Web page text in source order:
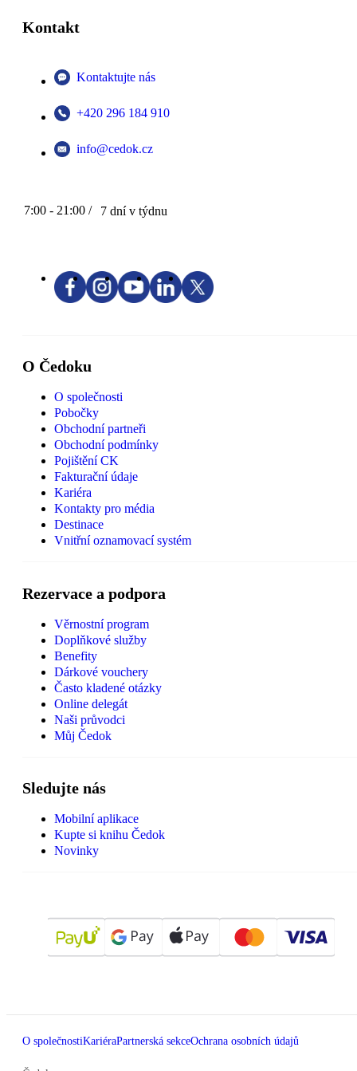
Kontakt
Kontaktujte nás
+420 296 184 910
info@cedok.cz
7:00 - 21:00 / 7 dní v týdnu
O Čedoku
O společnosti
Pobočky
Obchodní partneři
Obchodní podmínky
Pojištění CK
Fakturační údaje
Kariéra
Kontakty pro média
Destinace
Vnitřní oznamovací systém
Rezervace a podpora
Věrnostní program
Doplňkové služby
Benefity
Dárkové vouchery
Často kladené otázky
Online delegát
Naši průvodci
Můj Čedok
Sledujte nás
Mobilní aplikace
Kupte si knihu Čedok
Novinky
O společnostiKariéraPartnerská sekceOchrana osobních údajů